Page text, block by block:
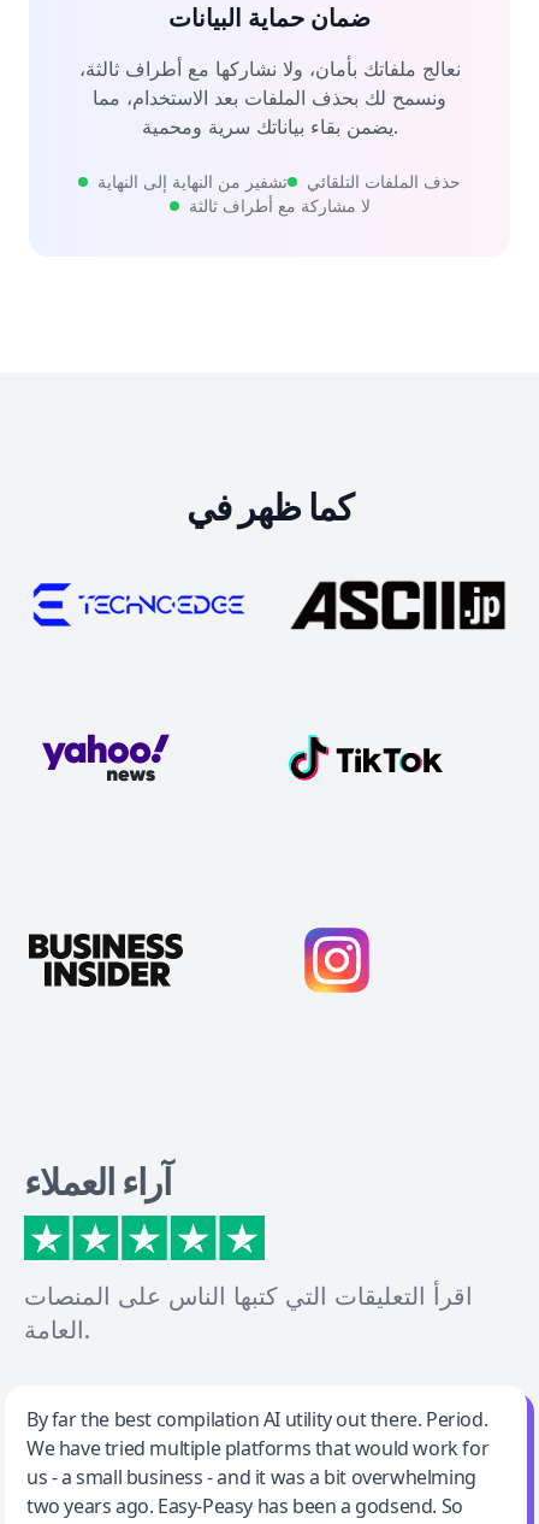
ضمان حماية البيانات
نعالج ملفاتك بأمان، ولا نشاركها مع أطراف ثالثة،
ونسمح لك بحذف الملفات بعد الاستخدام، مما
يضمن بقاء بياناتك سرية ومحمية.
تشفير من النهاية إلى النهاية
حذف الملفات التلقائي
لا مشاركة مع أطراف ثالثة
كما ظهر في
آراء العملاء
اقرأ التعليقات التي كتبها الناس على المنصات
العامة.
Jeff Wilson
By far the best compilation AI utility
By far the best compilation AI utility out there. Period.
We have tried multiple platforms that would work for
us - a small business - and it was a bit overwhelming
two years ago. Easy-Peasy has been a godsend. So